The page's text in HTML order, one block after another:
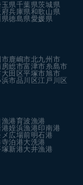
玉県千葉県茨城県
府兵庫県和歌山県
県徳島県愛媛県
市鹿嶋市北九州市
房総市富津市糸島市
大田区平塚市旭市
浜市品川区江戸川区
漁港育波漁港
港姪浜漁港印南港
広場前明石港
寺泊港大洗港
塚新港大井漁港